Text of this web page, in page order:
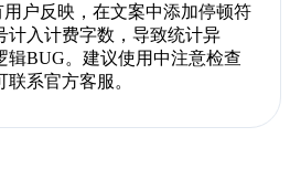
户反映，在文案中添加停顿符
计入计费字数，导致统计异
辑BUG。建议使用中注意检查
系官方客服。